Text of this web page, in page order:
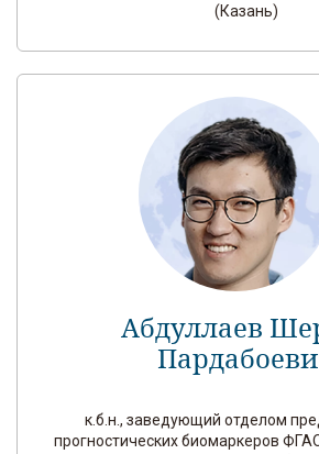
(Казань)
Абдуллаев
к.б.н., заведующий отделом
прогностических биомаркеров